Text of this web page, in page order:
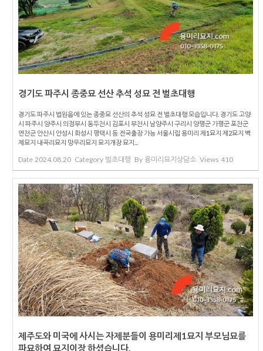
경기도 파주시 종중묘 선산 추석 성묘 전 벌초대행
경기도 파주시 법원읍에 있는 종중묘 선산의 추석 성묘 전 벌초대행 모습입니다. 경기도 고양
시 파주시 양주시 의정부시 동두천시 김포시 부천시 남양주시 구리시 양평군 가평군 포천군
연천군 안산시 안성시 화성시 평택시 등 전국출장 가능 서울시립 용미리 제1묘지 제2묘지 벽
제묘지 내곡리묘지 망우리묘지 묘지개장 묘지...
Date 2024.08.20 Category 벌초대행 By 용미리묘지상담소 Views 410
제주도와 미국에 사시는 자제분들이 용미리제1묘지 부모님묘를
파묘하여 묘지이장 하셨습니다.